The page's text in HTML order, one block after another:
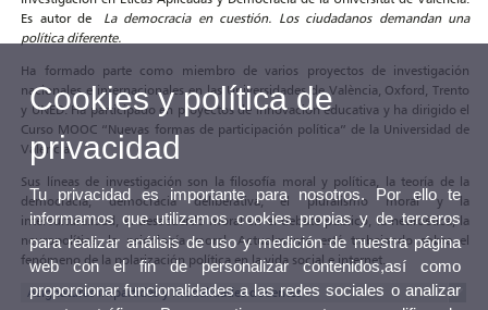
Es autor de La democracia en cuestión. Los ciudadanos demandan una
política diferente.
Ha formado parte como miembro de varios proyectos de investigación
nacionales e internacionales en las Universidades de València, Oxford, Trento
y UNED. Ha participado en proyectos de innovación educativa y ha dirigido el
Curso MOOC “Nuevas formas de participación política” de la Universidad de
Valencia.
Sus líneas de investigación son la filosofía moral y política, la teoría de la
democracia, democracia deliberativa, el pluralismo moral y la
interculturalidad, el desacuerdo moral en el debate público, la neuroètica, la
neuropolítica, la psicología moral. Actualmente está trabajando sobre el
fenómeno de la polarización política en la vida social e internet.
Asignaturas impartidas y modalidades docentes
Cookies y política de
privacidad
Tu privacidad es importante para nosotros. Por ello te
informamos que utilizamos cookies propias y de terceros
para realizar análisis de uso y medición de nuestra página
web con el fin de personalizar contenidos,así como
proporcionar funcionalidades a las redes sociales o analizar